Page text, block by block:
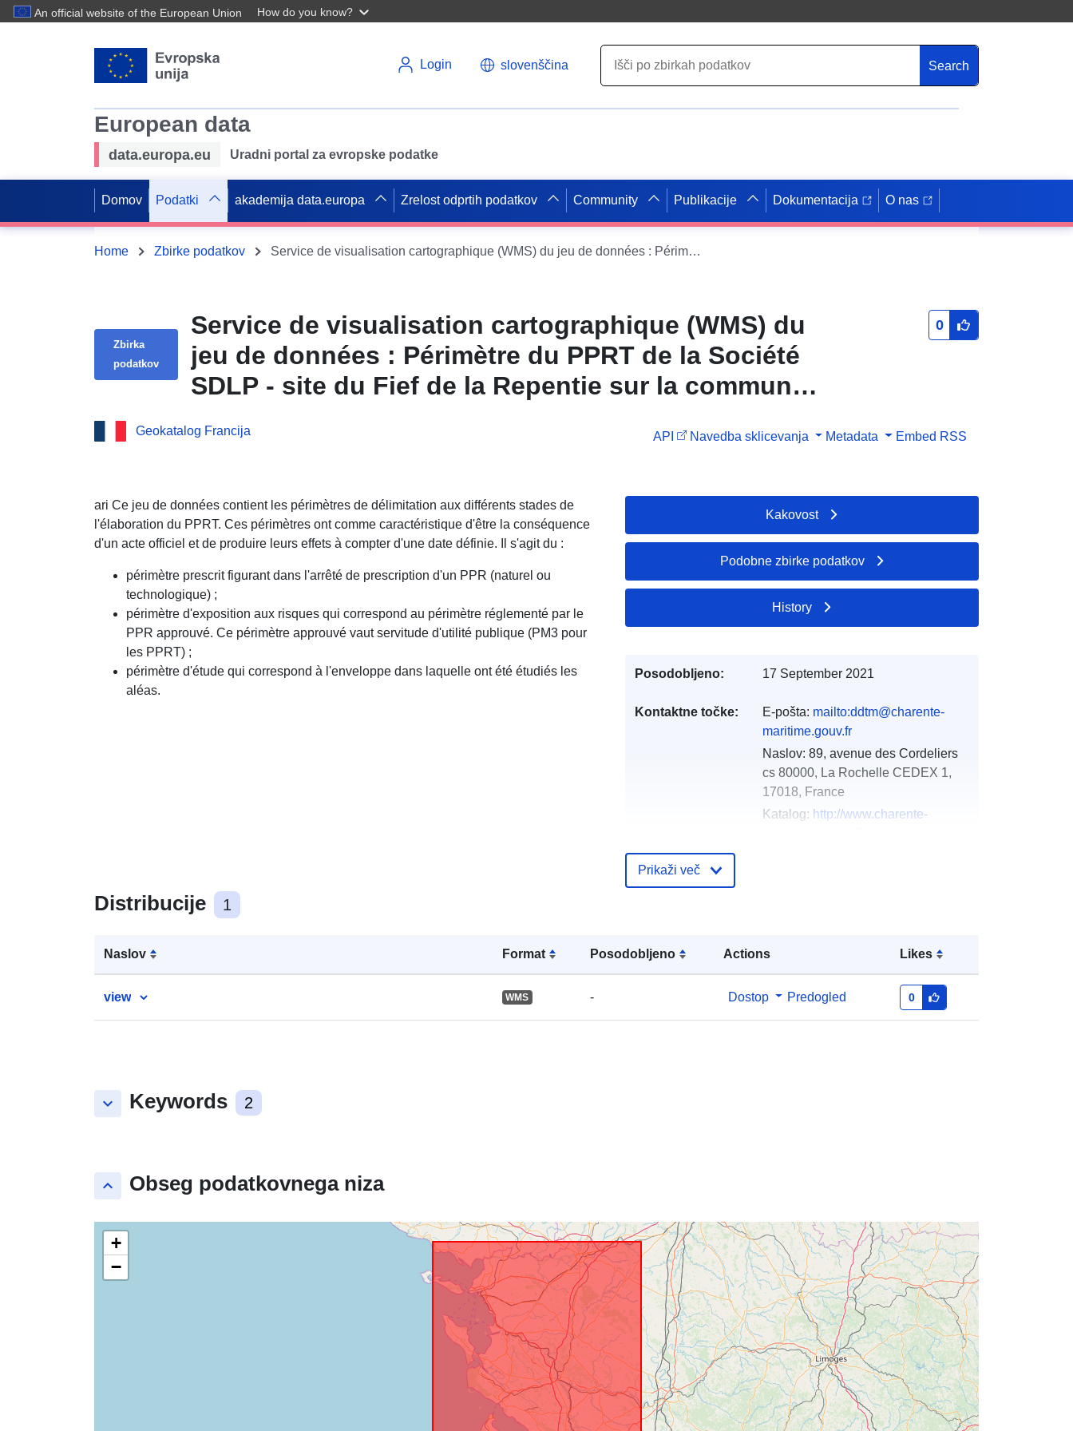
An official website of the European Union How do you know?
Login slovenščina Search
European data
data.europa.eu Uradni portal za evropske podatke
Domov Podatki akademija data.europa Zrelost odprtih podatkov Community Publikacije Dokumentacija O nas
Home Zbirke podatkov Service de visualisation cartographique (WMS) du jeu de données : Périmètre du PPRT de la Société SDLP - site du Fief de la Repentie sur la commune de La Rochelle en Charente-Maritime.
Zbirka
podatkov
Service de visualisation cartographique (WMS) du
jeu de données : Périmètre du PPRT de la Société
SDLP - site du Fief de la Repentie sur la commune
0
Geokatalog Francija API Navedba sklicevanja Metadata Embed RSS
ari Ce jeu de données contient les périmètres de délimitation aux différents stades de
l'élaboration du PPRT. Ces périmètres ont comme caractéristique d'être la conséquence
d'un acte officiel et de produire leurs effets à compter d'une date définie. Il s'agit du :
périmètre prescrit figurant dans l'arrêté de prescription d'un PPR (naturel ou
technologique) ;
périmètre d'exposition aux risques qui correspond au périmètre réglementé par le
PPR approuvé. Ce périmètre approuvé vaut servitude d'utilité publique (PM3 pour
les PPRT) ;
périmètre d'étude qui correspond à l'enveloppe dans laquelle ont été étudiés les
aléas.
Distribucije 1
Naslov Format Posodobljeno Actions Likes
view WMS - Dostop Predogled 0
keyboard_arrow_down Keywords 2
keyboard_arrow_up Obseg podatkovnega niza
+
−
Kakovost
Podobne zbirke podatkov
History
Posodobljeno: 17 September 2021
Kontaktne točke: E-pošta: mailto:ddtm@charente-
maritime.gouv.fr
Naslov: 89, avenue des Cordeliers
cs 80000, La Rochelle CEDEX 1,
17018, France
Katalog: http://www.charente-
01 October 2022
Usklajuje: [ [ -1.47795999,
durable.gouv.fr/service/fr-
120066022-wxs-58faee51-64d6-
48f3-8d3c-fe2885d69fbf
uriRef:
http://data.europa.eu/88u/dataset/fr-
120066022-srv-948b859b-5001-
4b7f-9447-5d9544c6d408
Tip:
Vir:
http://inspire.ec.europa.eu/metadata-
codelist/ResourceType/services
Prikaži več